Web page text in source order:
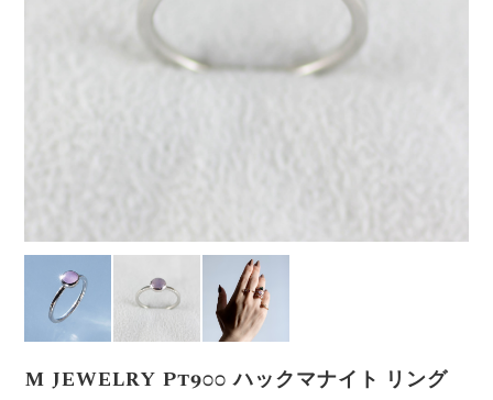
M JEWELRY Pt900 ハックマナイト リング